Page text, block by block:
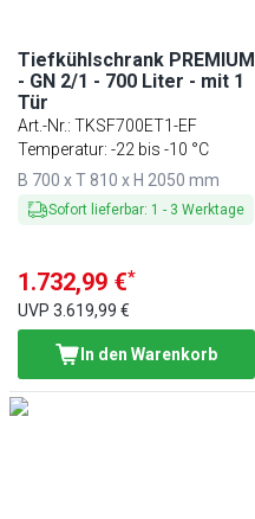
Tiefkühlschrank PREMIUM
- GN 2/1 - 700 Liter - mit 1
Tür
Art.-Nr.: TKSF700ET1-EF
Temperatur: -22 bis -10 °C
B 700 x T 810 x H 2050 mm
Sofort lieferbar: 1 - 3 Werktage
1.732,99 €*
UVP 3.619,99 €
In den Warenkorb